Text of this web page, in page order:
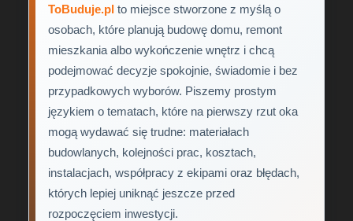
ToBuduje.pl to miejsce stworzone z myślą o
osobach, które planują budowę domu, remont
mieszkania albo wykończenie wnętrz i chcą
podejmować decyzje spokojnie, świadomie i bez
przypadkowych wyborów. Piszemy prostym
językiem o tematach, które na pierwszy rzut oka
mogą wydawać się trudne: materiałach
budowlanych, kolejności prac, kosztach,
instalacjach, współpracy z ekipami oraz błędach,
których lepiej uniknąć jeszcze przed
rozpoczęciem inwestycji.